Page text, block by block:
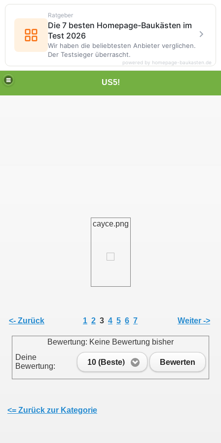
US5!
cayce.png
<- Zurück 1 2 3 4 5 6 7 Weiter ->
Bewertung: Keine Bewertung bisher
Deine
Bewertung:
10 (Beste) Bewerten
<= Zurück zur Kategorie
Ratgeber
Die 7 besten Homepage-Baukästen im
Test 2026
Wir haben die beliebtesten Anbieter verglichen.
Der Testsieger überrascht.
powered by homepage-baukasten.de